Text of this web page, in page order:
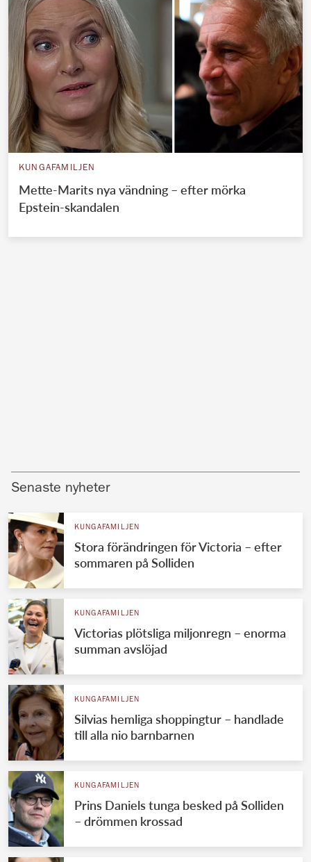
KUNGAFAMILJEN
Mette-Marits nya vändning – efter mörka
Epstein-skandalen
Senaste nyheter
KUNGAFAMILJEN
Stora förändringen för Victoria – efter
sommaren på Solliden
KUNGAFAMILJEN
Victorias plötsliga miljonregn – enorma
summan avslöjad
KUNGAFAMILJEN
Silvias hemliga shoppingtur – handlade
till alla nio barnbarnen
KUNGAFAMILJEN
Prins Daniels tunga besked på Solliden
– drömmen krossad